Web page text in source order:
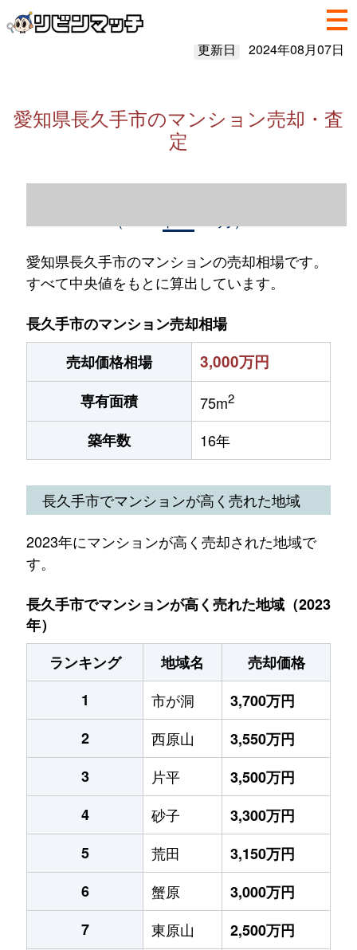
更新日 2024年08月07日
愛知県長久手市のマンション売却・査
定
愛知県長久手市のマンションの売却相場です。
すべて中央値をもとに算出しています。
長久手市のマンション売却相場
売却価格相場
3,000万円
専有面積 75m2
築年数 16年
長久手市でマンションが高く売れた地域
2023年にマンションが高く売却された地域で
す。
長久手市でマンションが高く売れた地域（2023
年）
ランキング
地域名
売却価格
1
市が洞
3,700万円
2
西原山
3,550万円
3
片平
3,500万円
4
砂子
3,300万円
5
荒田
3,150万円
6
蟹原
3,000万円
7
東原山
2,500万円